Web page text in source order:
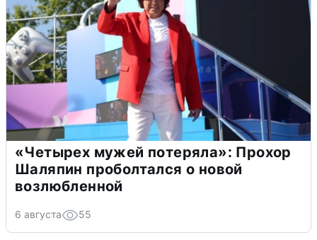
«Четырех мужей потеряла»: Прохор
Шаляпин проболтался о новой
возлюбленной
6 августа 55